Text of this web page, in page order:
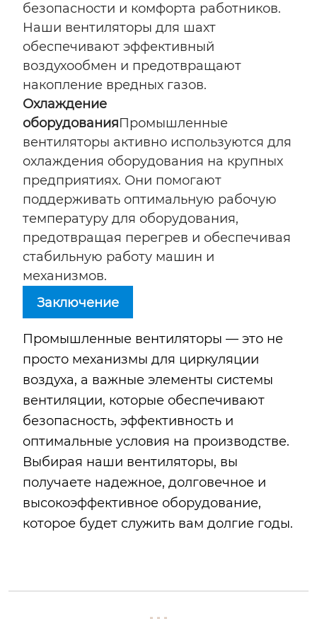
безопасности и комфорта работников.
Наши вентиляторы для шахт
обеспечивают эффективный
воздухообмен и предотвращают
накопление вредных газов.
Охлаждение
оборудованияПромышленные
вентиляторы активно используются для
охлаждения оборудования на крупных
предприятиях. Они помогают
поддерживать оптимальную рабочую
температуру для оборудования,
предотвращая перегрев и обеспечивая
стабильную работу машин и
механизмов.
Заключение
Промышленные вентиляторы — это не
просто механизмы для циркуляции
воздуха, а важные элементы системы
вентиляции, которые обеспечивают
безопасность, эффективность и
оптимальные условия на производстве.
Выбирая наши вентиляторы, вы
получаете надежное, долговечное и
высокоэффективное оборудование,
которое будет служить вам долгие годы.